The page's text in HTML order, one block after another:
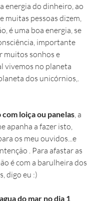
energia do dinheiro, ao
muitas pessoas dizem,
é uma boa energia, se
importante
muitos sonhos e
vivemos no planeta
dos unicórnios,.
loiça ou panelas , a
apanha a fazer isto,
os meu ouvidos...e
. Para afastar as
é com a barulheira dos
digo eu :)
do mar no dia 1